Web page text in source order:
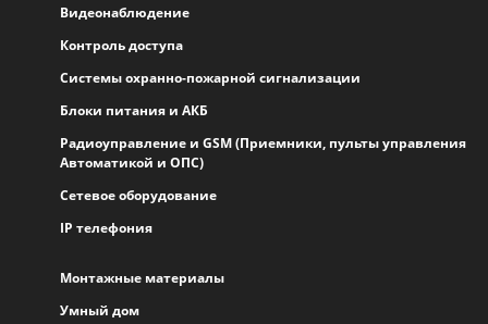
Видеонаблюдение
Контроль доступа
Системы охранно-пожарной сигнализации
Блоки питания и АКБ
Радиоуправление и GSM (Приемники, пульты управления
Автоматикой и ОПС)
Сетевое оборудование
IP телефония
Монтажные материалы
Умный дом